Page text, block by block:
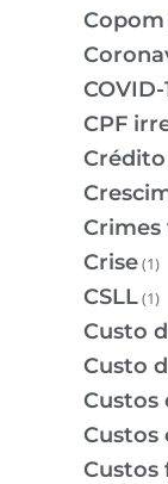
Copom
COVID-
CPF
Crédito
Crise(1)
CSLL(1)
Custo
Custo
Custos
Custos
Custos